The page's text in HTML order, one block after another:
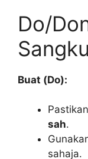
Do/
Buat (Do):
Pastikan
sah.
sahaja.